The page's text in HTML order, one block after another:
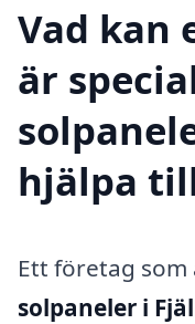
Vad kan
är
hjälpa
Ett företag som
solpaneler i